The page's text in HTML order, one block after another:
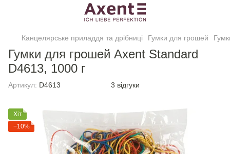
Канцелярське приладдя та дрібниці Гумки для грошей
Гумки для грошей Axent Standard
D4613, 1000 г
Артикул: D4613 3 відгуки
Хіт
−10%